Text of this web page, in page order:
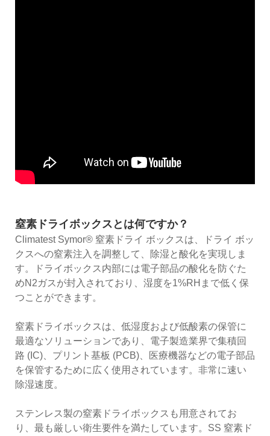
窒素ドライボックスとは何ですか？
Climatest Symor® 窒素ドライ ボックスは、ドライ ボッ
クスへの窒素注入を調整して、除湿と酸化を実現しま
す。ドライボックス内部には電子部品の酸化を防ぐた
めN2ガスが封入されており、湿度を1%RHまで低く保
つことができます。
窒素ドライボックスは、低湿度および低酸素の保管に
最適なソリューションであり、電子製造業界で集積回
路 (IC)、プリント基板 (PCB)、医療機器などの電子部品
を保管するために広く使用されています。非常に速い
除湿速度。
ステンレス製の窒素ドライボックスも用意されてお
り、最も厳しい衛生要件を満たしています。SS 窒素ド